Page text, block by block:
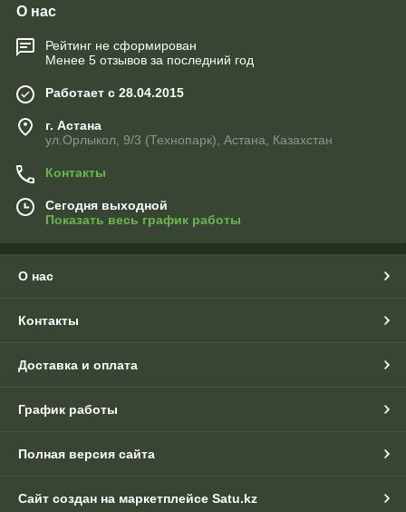
О нас
Рейтинг не сформирован
Менее 5 отзывов за последний год
Работает с 28.04.2015
г. Астана
ул.Орлыкол, 9/3 (Технопарк), Астана, Казахстан
Контакты
Сегодня выходной
Показать весь график работы
О нас
Контакты
Доставка и оплата
График работы
Полная версия сайта
Сайт создан на маркетплейсе Satu.kz